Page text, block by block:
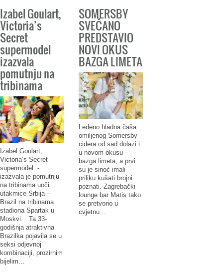
Izabel Goulart,
Victoria’s
Secret
supermodel
izazvala
pomutnju na
tribinama
Izabel Goulart,
Victoria’s Secret
supermodel -
izazvala je pomutnju
na tribinama uoči
utakmice Srbija –
Brazil na tribinama
stadiona Spartak u
Moskvi. Ta 33-
godišnja atraktivna
Brazilka pojavila se u
seksi odjevnoj
kombinaciji, prozirnim
bijelim…
SOMERSBY
SVEČANO
PREDSTAVIO
NOVI OKUS
BAZGA LIMETA
Ledeno hladna čaša
omiljenog Somersby
cidera od sad dolazi i
u novom okusu –
bazga limeta, a prvi
su je sinoć imali
priliku kušati brojni
poznati. Zagrebački
lounge bar Matis tako
se pretvorio u
cvjetnu…